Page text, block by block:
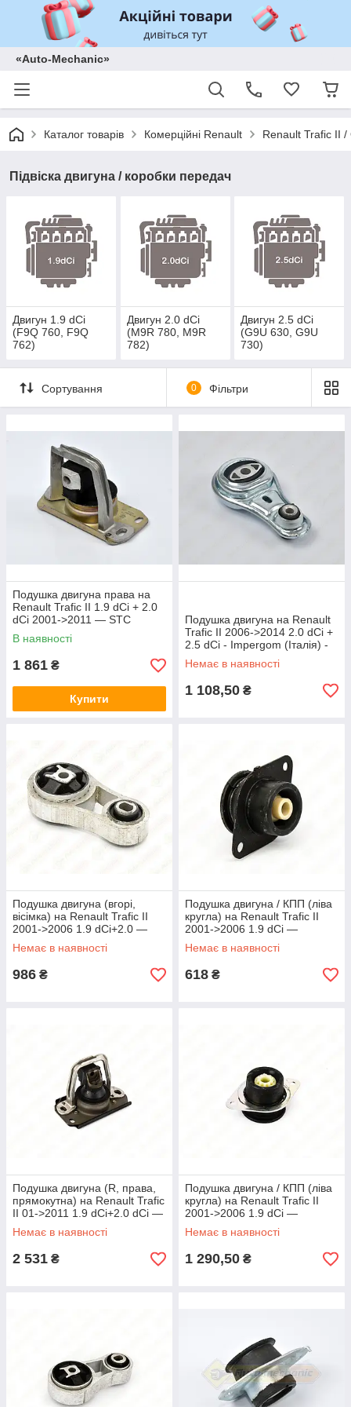
«Auto-Mechanic»
Каталог товарів Комерційні Renault Renault Trafic II
Підвіска двигуна / коробки передач
Двигун 1.9 dCi
(F9Q 760, F9Q
762)
Двигун 2.0 dCi
(M9R 780, M9R
782)
Двигун 2.5 dCi
(G9U 630, G9U
730)
Сортування 0 Фільтри
Подушка двигуна права на
Renault Trafic II 1.9 dCi + 2.0
dCi 2001->2011 — STC
(Іспанія) - T404453
В наявності
1 861 ₴
Купити
Подушка двигуна на Renault
Trafic II 2006->2014 2.0 dCi +
2.5 dCi - Impergom (Італія) -
IMP36975
Немає в наявності
1 108,50 ₴
Подушка двигуна (вгорі,
вісімка) на Renault Trafic II
2001->2006 1.9 dCi+2.0 —
AutoTechteile - 5120501
Немає в наявності
986 ₴
Подушка двигуна / КПП (ліва
кругла) на Renault Trafic II
2001->2006 1.9 dCi —
AutoTechteile - 5120503
Немає в наявності
618 ₴
Подушка двигуна (R, права,
прямокутна) на Renault Trafic
II 01->2011 1.9 dCi+2.0 dCi —
Impergom - IMP36974
Немає в наявності
2 531 ₴
Подушка двигуна / КПП (ліва
кругла) на Renault Trafic II
2001->2006 1.9 dCi —
Impergom - IMP36903
Немає в наявності
1 290,50 ₴